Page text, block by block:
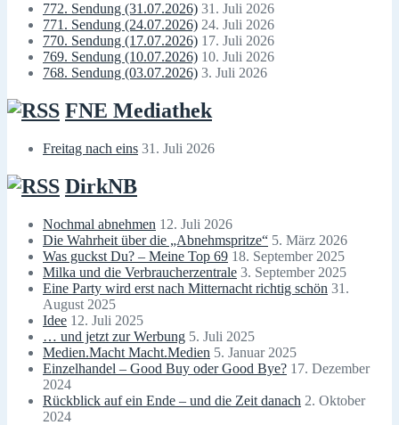
772. Sendung (31.07.2026) 31. Juli 2026
771. Sendung (24.07.2026) 24. Juli 2026
770. Sendung (17.07.2026) 17. Juli 2026
769. Sendung (10.07.2026) 10. Juli 2026
768. Sendung (03.07.2026) 3. Juli 2026
FNE Mediathek
Freitag nach eins 31. Juli 2026
DirkNB
Nochmal abnehmen 12. Juli 2026
Die Wahrheit über die „Abnehmspritze“ 5. März 2026
Was guckst Du? – Meine Top 69 18. September 2025
Milka und die Verbraucherzentrale 3. September 2025
Eine Party wird erst nach Mitternacht richtig schön 31.
August 2025
Idee 12. Juli 2025
… und jetzt zur Werbung 5. Juli 2025
Medien.Macht Macht.Medien 5. Januar 2025
Einzelhandel – Good Buy oder Good Bye? 17. Dezember
2024
Rückblick auf ein Ende – und die Zeit danach 2. Oktober
2024